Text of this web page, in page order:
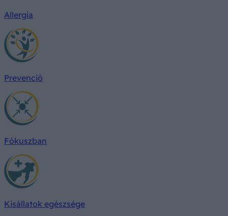
Allergia
Prevenció
Fókuszban
Kisállatok egészsége